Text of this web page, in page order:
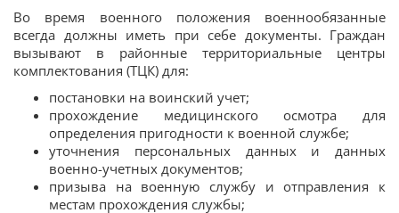
Во время военного положения военнообязанные
всегда должны иметь при себе документы. Граждан
вызывают в районные территориальные центры
комплектования (ТЦК) для:
постановки на воинский учет;
прохождение медицинского осмотра для
определения пригодности к военной службе;
уточнения персональных данных и данных
военно-учетных документов;
призыва на военную службу и отправления к
местам прохождения службы;